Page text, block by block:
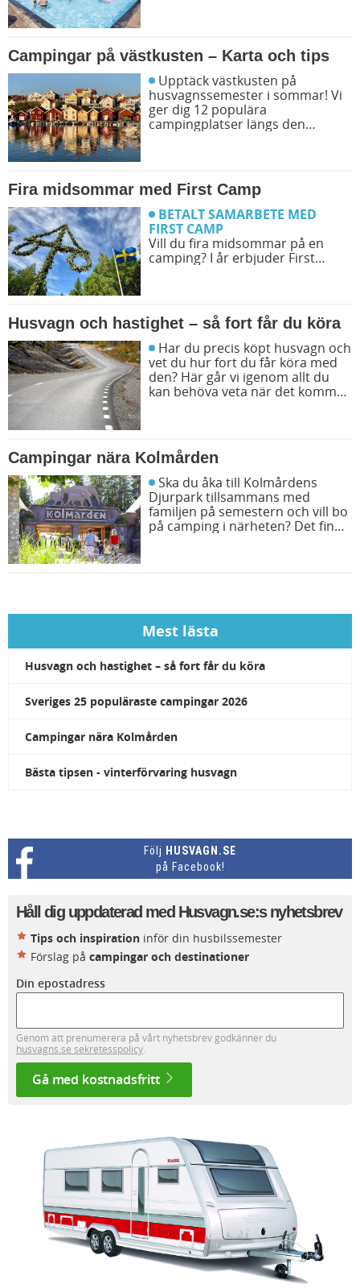
favorit redan idag!
Campingar på västkusten – Karta och tips
husvagnssemester i sommar! Vi
ger dig 12 populära
campingplatser längs den
en karta.
Fira midsommar med First Camp
BETALT SAMARBETE MED
FIRST CAMP
Vill du fira midsommar på en
camping? I år erbjuder First
som gör din midsommar magisk!
Husvagn och hastighet – så fort får du köra
vet du hur fort du får köra med
den? Här går vi igenom allt du
kan behöva veta när det kommer
Campingar nära Kolmården
Djurpark tillsammans med
familjen på semestern och vill bo
på camping i närheten? Det finns
Mest lästa
Husvagn och hastighet – så fort får du köra
Sveriges 25 populäraste campingar 2026
Campingar nära Kolmården
Bästa tipsen - vinterförvaring husvagn
Följ HUSVAGN.SE
på Facebook!
Håll dig uppdaterad med Husvagn.se:s nyhetsbrev
Tips och inspiration inför din husbilssemester
Förslag på campingar och destinationer
Din epostadress
Genom att prenumerera på vårt nyhetsbrev godkänner du
husvagns.se sekretesspolicy
Gå med kostnadsfritt